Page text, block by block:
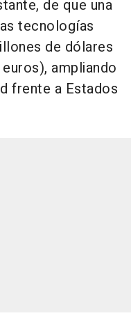
de que una
tecnologías
de dólares
ampliando
frente a Estados